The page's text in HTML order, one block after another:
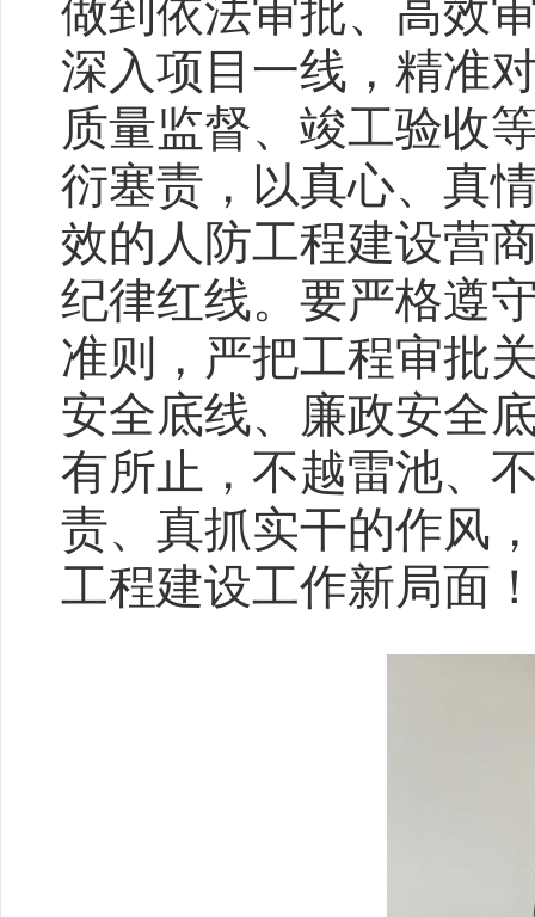
做到依法审批、高效
深入项目一线，精准
质量监督、竣工验收
衍塞责，以真心、真
效的人防工程建设营
纪律红线。要严格遵
准则，严把工程审批
安全底线、廉政安全
有所止，不越雷池、
责、真抓实干的作风
工程建设工作新局面